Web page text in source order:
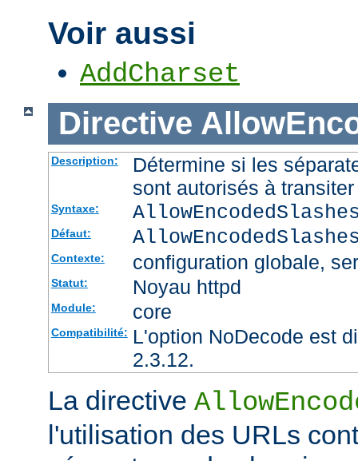
Voir aussi
AddCharset
Directive
Description:
Détermine si les
sont autorisés à
Syntaxe:
Défaut:
Contexte: configuration globale,
Statut: Noyau httpd
Module: core
Compatibilité: L'option NoDecode est
2.3.12.
La directive
l'utilisation des URLs